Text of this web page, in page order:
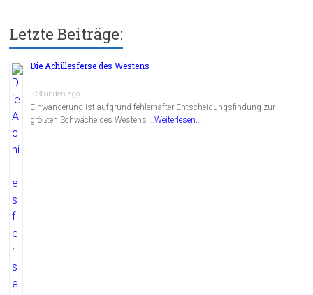
Letzte Beiträge:
Die Achillesferse des Westens
3 Stunden ago
Einwanderung ist aufgrund fehlerhafter Entscheidungsfindung zur
größten Schwäche des Westens …Weiterlesen...